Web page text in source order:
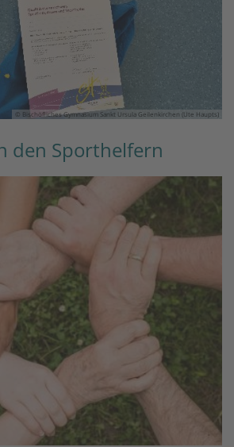
© Bischöfliches Gymnasium Sankt Ursula Geilenkirchen (Ute Haupts)
den Sporthelfern